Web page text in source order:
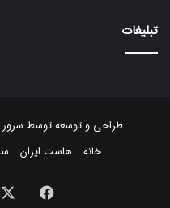
تبلیغات
طراحی و توسعه توسط
خانه
هاست ایران
فیسبوک